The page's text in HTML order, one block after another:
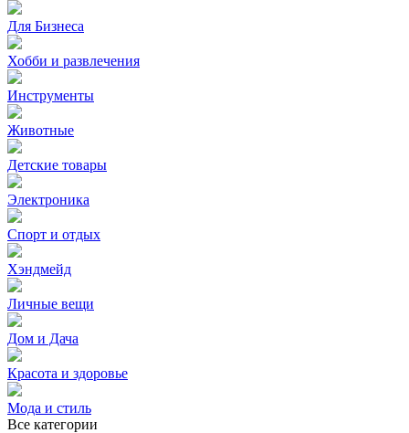
Для Бизнеса
Хобби и развлечения
Инструменты
Животные
Детские товары
Электроника
Спорт и отдых
Хэндмейд
Личные вещи
Дом и Дача
Красота и здоровье
Мода и стиль
Все категории